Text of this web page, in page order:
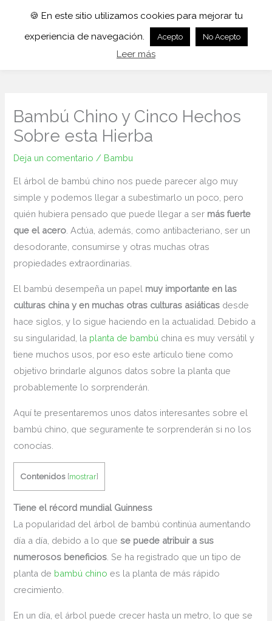
Bambú Chino y Cinco Hechos
Sobre esta Hierba
Deja un comentario / Bambu
El árbol de bambú chino nos puede parecer algo muy
simple y podemos llegar a subestimarlo un poco, pero
quién hubiera pensado que puede llegar a ser más fuerte
que el acero. Actúa, además, como antibacteriano, ser un
desodorante, consumirse y otras muchas otras
propiedades extraordinarias.
El bambú desempeña un papel muy importante en las
culturas china y en muchas otras culturas asiáticas desde
hace siglos, y lo sigue haciendo en la actualidad. Debido a
su singularidad, la planta de bambú china es muy versátil y
tiene muchos usos, por eso este artículo tiene como
objetivo brindarle algunos datos sobre la planta que
probablemente lo sorprenderán.
Aquí te presentaremos unos datos interesantes sobre el
bambú chino, que seguramente te sorprenderán si no los
conocías.
Contenidos [mostrar]
Tiene el récord mundial Guinness
La popularidad del árbol de bambú continúa aumentando
día a día, debido a lo quese puede atribuir a sus
numerosos beneficios . Se ha registrado que un tipo de
planta de bambú chino es la planta de más rápido
crecimiento.
En un día, el árbol puede crecer hasta un metro, lo que se
🍪 En este sitio utilizamos cookies para mejorar tu
experiencia de navegación.
Acepto No Acepto
Leer más